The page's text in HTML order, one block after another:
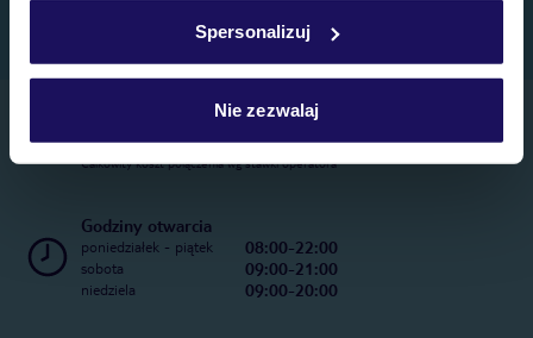
Spersonalizuj
Nie zezwalaj
Telefoniczne Centrum Rezerwacji
22 270 31 20
Całkowity koszt połączenia wg stawki operatora
Godziny otwarcia
poniedziałek - piątek 08:00-22:00
sobota 09:00-21:00
niedziela 09:00-20:00